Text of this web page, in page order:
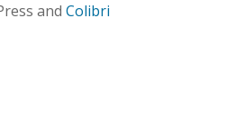
and Colibri